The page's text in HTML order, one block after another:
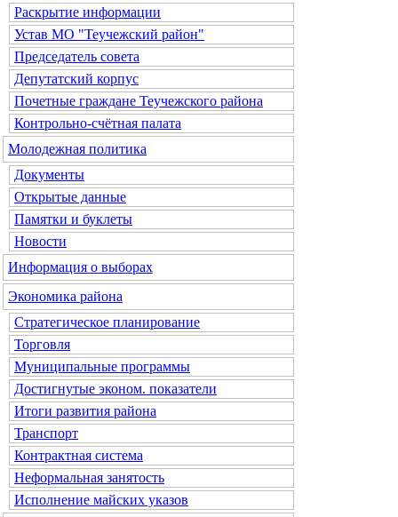
Раскрытие информации
Устав МО "Теучежский район"
Председатель совета
Депутатский корпус
Почетные граждане Теучежского района
Контрольно-счётная палата
Молодежная политика
Документы
Открытые данные
Памятки и буклеты
Новости
Информация о выборах
Экономика района
Стратегическое планирование
Торговля
Муниципальные программы
Достигнутые эконом. показатели
Итоги развития района
Транспорт
Контрактная система
Неформальная занятость
Исполнение майских указов